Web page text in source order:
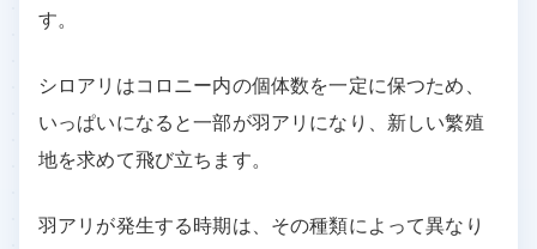
す。
シロアリはコロニー内の個体数を一定に保つため、
いっぱいになると一部が羽アリになり、新しい繁殖
地を求めて飛び立ちます。
羽アリが発生する時期は、その種類によって異なり